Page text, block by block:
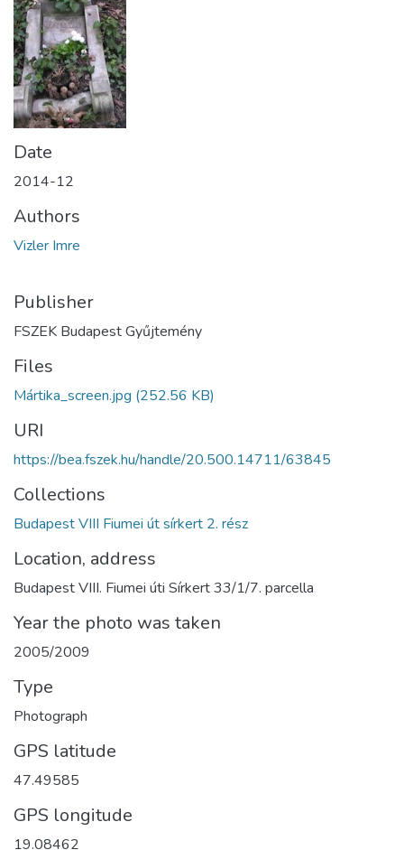
Date
2014-12
Authors
Vizler Imre
Publisher
FSZEK Budapest Gyűjtemény
Files
Mártika_screen.jpg (252.56 KB)
URI
https://bea.fszek.hu/handle/20.500.14711/63845
Collections
Budapest VIII Fiumei út sírkert 2. rész
Location, address
Budapest VIII. Fiumei úti Sírkert 33/1/7. parcella
Year the photo was taken
2005/2009
Type
Photograph
GPS latitude
47.49585
GPS longitude
19.08462